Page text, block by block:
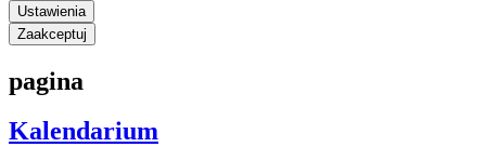
Ustawienia
Zaakceptuj
pagina
Kalendarium